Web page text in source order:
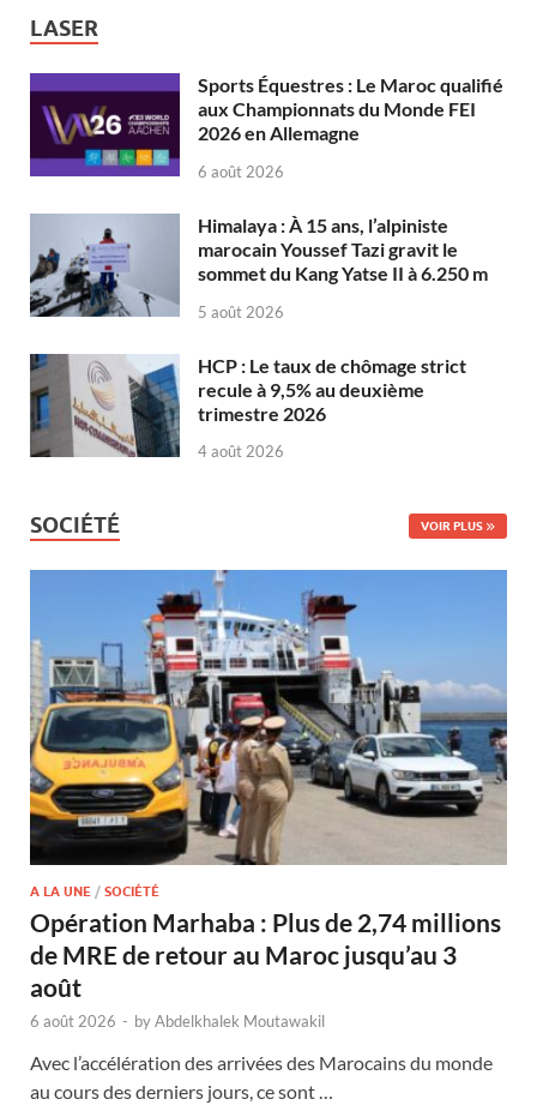
LASER
Sports Équestres : Le Maroc qualifié
aux Championnats du Monde FEI
2026 en Allemagne
6 août 2026
Himalaya : À 15 ans, l’alpiniste
marocain Youssef Tazi gravit le
sommet du Kang Yatse II à 6.250 m
5 août 2026
HCP : Le taux de chômage strict
recule à 9,5% au deuxième
trimestre 2026
4 août 2026
SOCIÉTÉ VOIR PLUS
A LA UNE / SOCIÉTÉ
Opération Marhaba : Plus de 2,74 millions
de MRE de retour au Maroc jusqu’au 3
août
6 août 2026 - byAbdelkhalek Moutawakil
Avec l’accélération des arrivées des Marocains du monde
au cours des derniers jours, ce sont …